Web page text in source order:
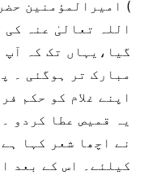
) امیرالمؤمنین
اللہ تعالیٰ عنہ
گیا،یہاں تک کہ
مبارک تر ہوگئی ۔
اپنے غلام کو حکم
یہ قمیص عطا کردو
نے اچھا شعر کہا
کیلئے۔ اس کے بعد